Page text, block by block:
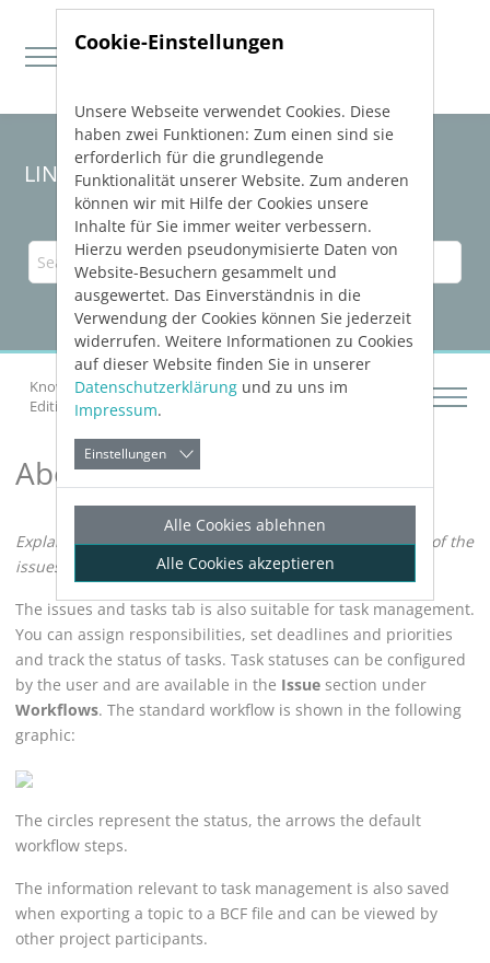
Direkt zur Hauptnavigation springen
Direkt zum Inhalt springen
LINEAR Solutions 23 for Revit
Knowledge Base Revit
Constructing Networks
Editing Issues and Tasks
About Task Management
Explains the concept of task management in the context of the
issues and tasks tab.
The issues and tasks tab is also suitable for task management.
You can assign responsibilities, set deadlines and priorities
and track the status of tasks. Task statuses can be configured
by the user and are available in the Issue section under
Workflows. The standard workflow is shown in the following
graphic:
The circles represent the status, the arrows the default
workflow steps.
The information relevant to task management is also saved
when exporting a topic to a BCF file and can be viewed by
other project participants.
Cookie-Einstellungen
Unsere Webseite verwendet Cookies. Diese
haben zwei Funktionen: Zum einen sind sie
erforderlich für die grundlegende
Funktionalität unserer Website. Zum anderen
können wir mit Hilfe der Cookies unsere
Inhalte für Sie immer weiter verbessern.
Hierzu werden pseudonymisierte Daten von
Website-Besuchern gesammelt und
ausgewertet. Das Einverständnis in die
Verwendung der Cookies können Sie jederzeit
widerrufen. Weitere Informationen zu Cookies
auf dieser Website finden Sie in unserer
Datenschutzerklärung und zu uns im
Impressum.
Einstellungen
Alle Cookies ablehnen
Alle Cookies akzeptieren